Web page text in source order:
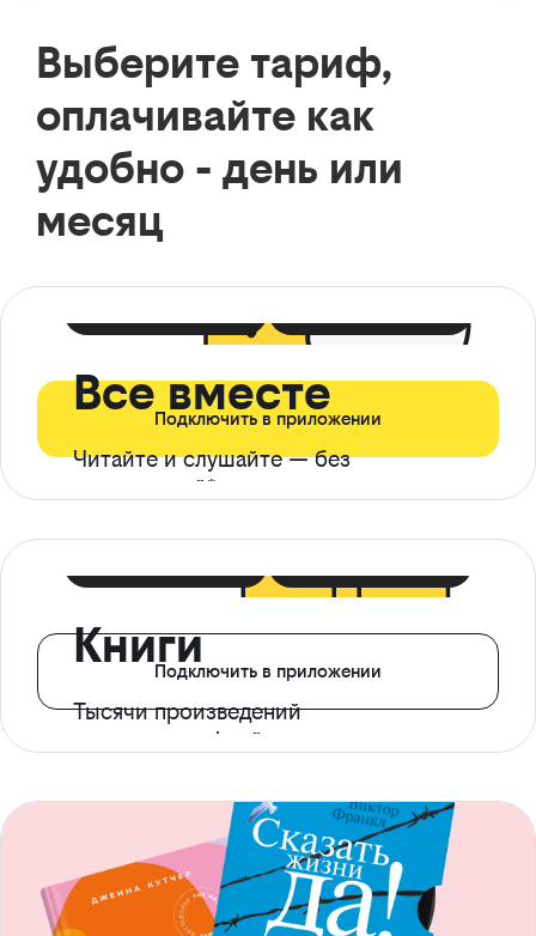
Выберите тариф,
оплачивайте как
удобно - день или
месяц
Все вместе
Читайте и слушайте — без
ограничений*
Подключить в приложении
Книги
Тысячи произведений
с доступом офлайн
Подключить в приложении